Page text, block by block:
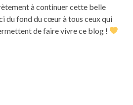
à continuer cette belle
du fond du cœur à tous ceux qui
de faire vivre ce blog !